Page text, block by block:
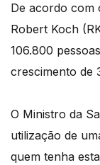
De acordo com
Robert Koch
106.800
crescimento de
O Ministro da
utilização de
quem tenha